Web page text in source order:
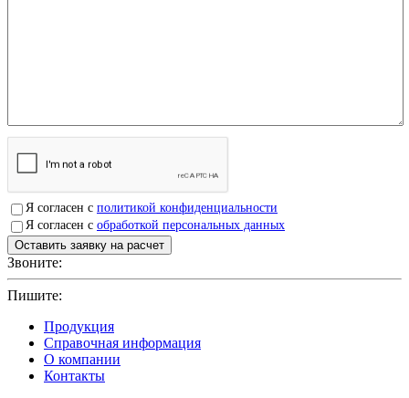
Я согласен с политикой конфиденциальности
Я согласен с обработкой персональных данных
Звоните:
Пишите:
Продукция
Справочная информация
О компании
Контакты